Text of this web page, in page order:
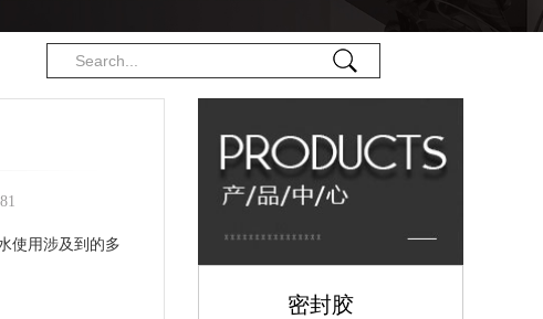
使用涉及到的多
密封胶